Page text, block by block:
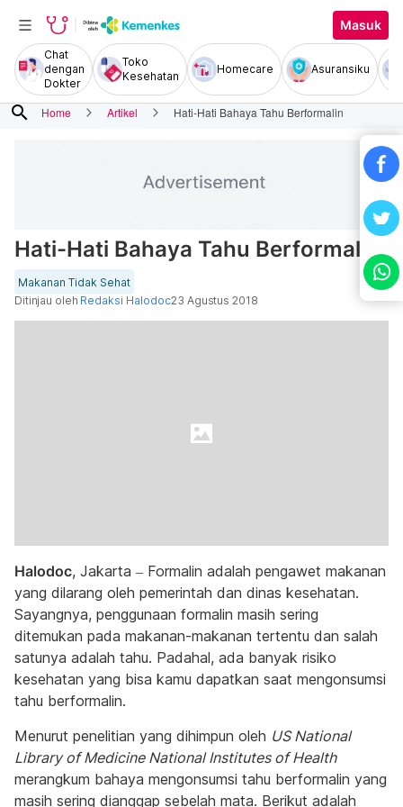
Masuk
Chat
dengan
Dokter
Toko
Kesehatan
Homecare Asuransiku
search Home Artikel Hati-Hati Bahaya Tahu Berformalin
Hati-Hati Bahaya Tahu Berformalin
Makanan Tidak Sehat
Ditinjau oleh Redaksi Halodoc23 Agustus 2018
Halodoc, Jakarta – Formalin adalah pengawet makanan
yang dilarang oleh pemerintah dan dinas kesehatan.
Sayangnya, penggunaan formalin masih sering
ditemukan pada makanan-makanan tertentu dan salah
satunya adalah tahu. Padahal, ada banyak risiko
kesehatan yang bisa kamu dapatkan saat mengonsumsi
tahu berformalin.
Menurut penelitian yang dihimpun oleh US National
Library of Medicine National Institutes of Health
merangkum bahaya mengonsumsi tahu berformalin yang
masih sering dianggap sebelah mata. Berikut adalah